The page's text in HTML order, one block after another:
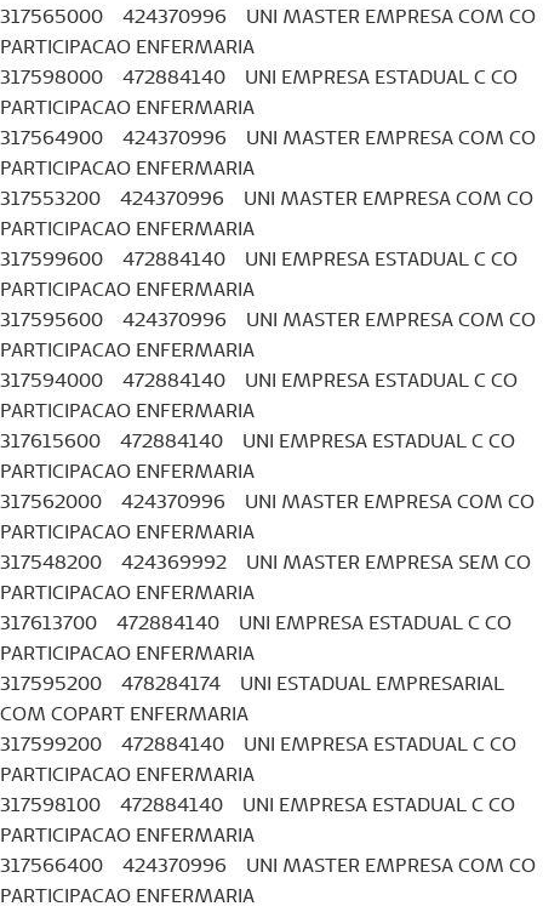
317565000 424370996 UNI MASTER EMPRESA COM CO
PARTICIPACAO ENFERMARIA
317598000 472884140 UNI EMPRESA ESTADUAL C CO
PARTICIPACAO ENFERMARIA
317564900 424370996 UNI MASTER EMPRESA COM CO
PARTICIPACAO ENFERMARIA
317553200 424370996 UNI MASTER EMPRESA COM CO
PARTICIPACAO ENFERMARIA
317599600 472884140 UNI EMPRESA ESTADUAL C CO
PARTICIPACAO ENFERMARIA
317595600 424370996 UNI MASTER EMPRESA COM CO
PARTICIPACAO ENFERMARIA
317594000 472884140 UNI EMPRESA ESTADUAL C CO
PARTICIPACAO ENFERMARIA
317615600 472884140 UNI EMPRESA ESTADUAL C CO
PARTICIPACAO ENFERMARIA
317562000 424370996 UNI MASTER EMPRESA COM CO
PARTICIPACAO ENFERMARIA
317548200 424369992 UNI MASTER EMPRESA SEM CO
PARTICIPACAO ENFERMARIA
317613700 472884140 UNI EMPRESA ESTADUAL C CO
PARTICIPACAO ENFERMARIA
317595200 478284174 UNI ESTADUAL EMPRESARIAL
COM COPART ENFERMARIA
317599200 472884140 UNI EMPRESA ESTADUAL C CO
PARTICIPACAO ENFERMARIA
317598100 472884140 UNI EMPRESA ESTADUAL C CO
PARTICIPACAO ENFERMARIA
317566400 424370996 UNI MASTER EMPRESA COM CO
PARTICIPACAO ENFERMARIA